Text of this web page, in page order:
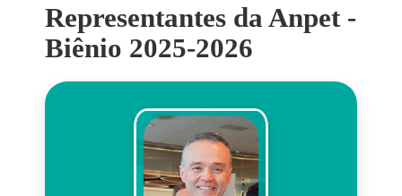
Representantes da Anpet -
Biênio 2025-2026